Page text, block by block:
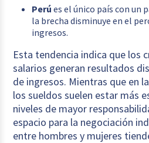
Perú es el único país con un
la brecha disminuye en el
ingresos.
Esta tendencia indica que los
salarios generan resultados
de ingresos. Mientras que en
los sueldos suelen estar más
niveles de mayor
espacio para la negociación
entre hombres y mujeres